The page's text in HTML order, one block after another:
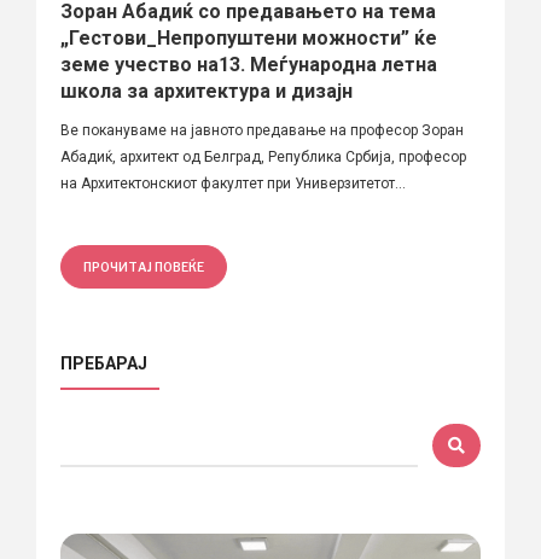
Зоран Абадиќ со предавањето на тема
„Гестови_Непропуштени можности” ќе
земе учество на13. Меѓународна летна
школа за архитектура и дизајн
Ве покануваме на jавното предавање на професор Зоран
Абадиќ, архитект од Белград, Република Србија, професор
на Архитектонскиот факултет при Универзитетот...
ПРОЧИТАЈ ПОВЕЌЕ
ПРЕБАРАЈ